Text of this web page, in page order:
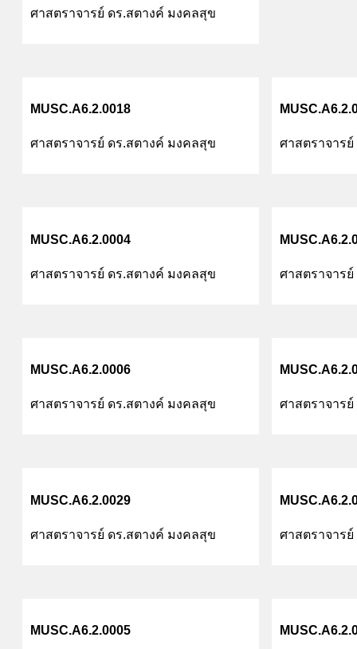
ศาสตราจารย์ ดร.สตางค์ มงคลสุข
MUSC.A6.2.0018
ศาสตราจารย์ ดร.สตางค์ มงคลสุข ศาสตราจาร
MUSC.A6.2.0004
ศาสตราจารย์ ดร.สตางค์ มงคลสุข ศาสตราจาร
MUSC.A6.2.0006
ศาสตราจารย์ ดร.สตางค์ มงคลสุข ศาสตราจาร
MUSC.A6.2.0029
ศาสตราจารย์ ดร.สตางค์ มงคลสุข ศาสตราจาร
MUSC.A6.2.0005